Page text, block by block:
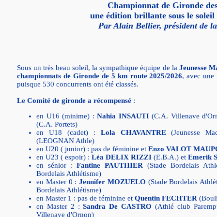
Championnat de Gironde
une édition brillante sous le soleil
Par Alain Bellier, président de
Sous un très beau soleil, la sympathique équipe de la Jeunesse
championnats de Gironde de 5 km route 2025/2026, avec une
puisque 530 concurrents ont été classés.
Le Comité de gironde a récompensé :
en U16 (minime) : Nahia INSAUTI(C.A. Villenave
(C.A. Portets)
en U18 (cadet) : Lola CHAVANTRE(Jeunesse
(LEOGNAN Athle)
en U20 ( junior) : pas de féminine et Enzo VALOT
en U23 ( espoir) : Léa DELIX RIZZI (E.B.A.) et Emerik
en sénior :Fantine PAUTHIER (Stade Bordelais
Bordelais Athlétisme)
en Master 0 : Jennifer MOZUELO (Stade Bordelais
Bordelais Athlétisme)
en Master 1 : pas de féminine et Quentin FECHTER
en Master 2 :Sandra De CASTRO (Athlé club
Villenave d'Ornon)